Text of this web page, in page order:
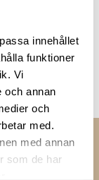
innehållet
funktioner
Vi
och annan
och
med.
med annan
som de har